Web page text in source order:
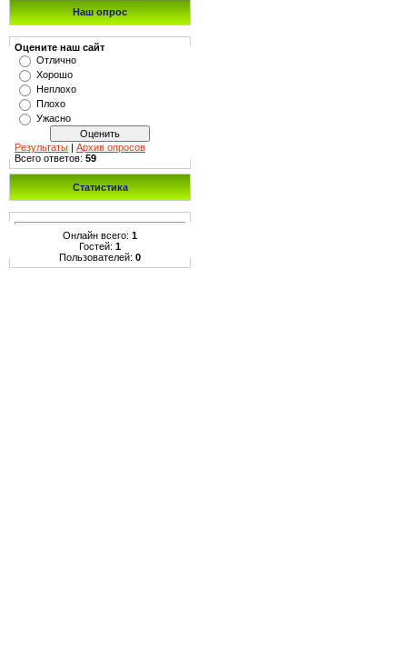
Наш опрос
Оцените наш сайт
Отлично
Хорошо
Неплохо
Плохо
Ужасно
Результаты | Архив опросов
Всего ответов: 59
Статистика
Онлайн всего: 1
Гостей: 1
Пользователей: 0